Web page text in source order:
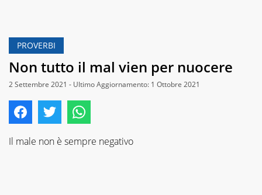
PROVERBI
Non tutto il mal vien per nuocere
2 Settembre 2021 - Ultimo Aggiornamento: 1 Ottobre 2021
Il male non è sempre negativo